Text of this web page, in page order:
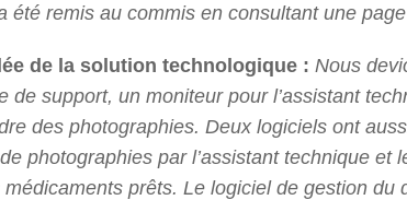
été remis au commis en consultant une page
de la solution technologique : Nous
de support, un moniteur pour l’assistant
des photographies. Deux logiciels ont
photographies par l’assistant technique et
prêts. Le logiciel de gestion du